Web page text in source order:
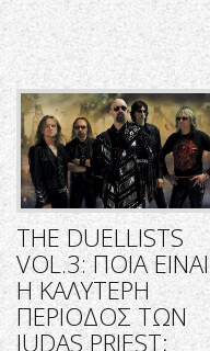
THE DUELLISTS
VOL.3: ΠΟΙΑ ΕΙΝΑΙ
Η ΚΑΛΥΤΕΡΗ
ΠΕΡΙΟΔΟΣ ΤΩΝ
JUDAS PRIEST;